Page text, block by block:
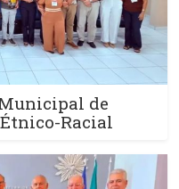
de
Racial